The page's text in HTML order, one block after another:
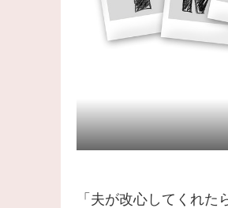
「夫が改心してくれた